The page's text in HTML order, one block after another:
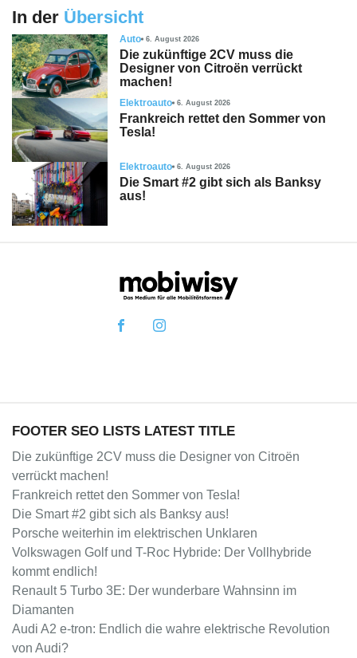
In der Übersicht
Auto 6. August 2026
Die zukünftige 2CV muss die
Designer von Citroën verrückt
machen!
Elektroauto 6. August 2026
Frankreich rettet den Sommer von
Tesla!
Elektroauto 6. August 2026
Die Smart #2 gibt sich als Banksy
aus!
FOOTER SEO LISTS LATEST TITLE
Die zukünftige 2CV muss die Designer von Citroën
verrückt machen!
Frankreich rettet den Sommer von Tesla!
Die Smart #2 gibt sich als Banksy aus!
Porsche weiterhin im elektrischen Unklaren
Volkswagen Golf und T-Roc Hybride: Der Vollhybride
kommt endlich!
Renault 5 Turbo 3E: Der wunderbare Wahnsinn im
Diamanten
Audi A2 e-tron: Endlich die wahre elektrische Revolution
von Audi?